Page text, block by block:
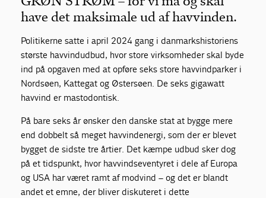
have det maksimale ud af havvinden.
Politikerne satte i april 2024 gang i danmarkshistoriens
største havvindudbud, hvor store virksomheder skal byde
ind på opgaven med at opføre seks store havvindparker i
Nordsøen, Kattegat og Østersøen. De seks gigawatt
havvind er mastodontisk.
På bare seks år ønsker den danske stat at bygge mere
end dobbelt så meget havvindenergi, som der er blevet
bygget de sidste tre årtier. Det kæmpe udbud sker dog
på et tidspunkt, hvor havvindseventyret i dele af Europa
og USA har været ramt af modvind – og det er blandt
andet et emne, der bliver diskuteret i dette